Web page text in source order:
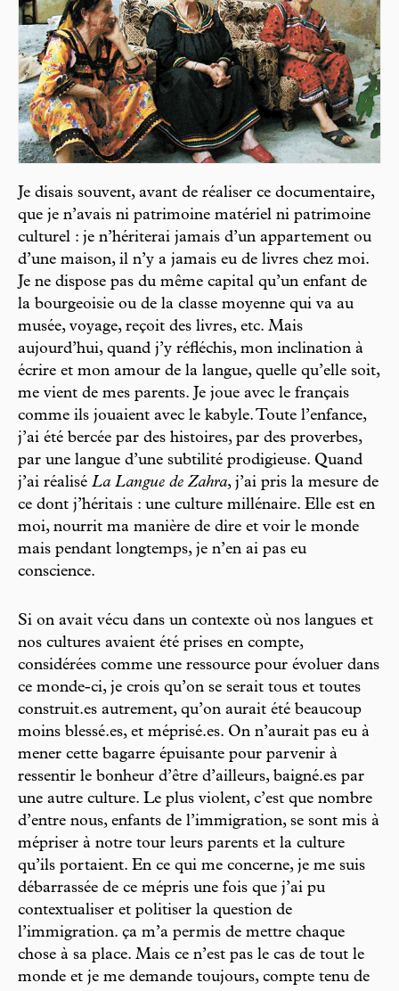
Je disais souvent, avant de réaliser ce documentaire,
que je n’avais ni patrimoine matériel ni patrimoine
culturel : je n’hériterai jamais d’un appartement ou
d’une maison, il n’y a jamais eu de livres chez moi.
Je ne dispose pas du même capital qu’un enfant de
la bourgeoisie ou de la classe moyenne qui va au
musée, voyage, reçoit des livres, etc. Mais
aujourd’hui, quand j’y réfléchis, mon inclination à
écrire et mon amour de la langue, quelle qu’elle soit,
me vient de mes parents. Je joue avec le français
comme ils jouaient avec le kabyle. Toute l’enfance,
j’ai été bercée par des histoires, par des proverbes,
par une langue d’une subtilité prodigieuse. Quand
j’ai réalisé La Langue de Zahra, j’ai pris la mesure de
ce dont j’héritais : une culture millénaire. Elle est en
moi, nourrit ma manière de dire et voir le monde
mais pendant longtemps, je n’en ai pas eu
conscience.
Si on avait vécu dans un contexte où nos langues et
nos cultures avaient été prises en compte,
considérées comme une ressource pour évoluer dans
ce monde-ci, je crois qu’on se serait tous et toutes
construit.es autrement, qu’on aurait été beaucoup
moins blessé.es, et méprisé.es. On n’aurait pas eu à
mener cette bagarre épuisante pour parvenir à
ressentir le bonheur d’être d’ailleurs, baigné.es par
une autre culture. Le plus violent, c’est que nombre
d’entre nous, enfants de l’immigration, se sont mis à
mépriser à notre tour leurs parents et la culture
qu’ils portaient. En ce qui me concerne, je me suis
débarrassée de ce mépris une fois que j’ai pu
contextualiser et politiser la question de
l’immigration. ça m’a permis de mettre chaque
chose à sa place. Mais ce n’est pas le cas de tout le
monde et je me demande toujours, compte tenu de